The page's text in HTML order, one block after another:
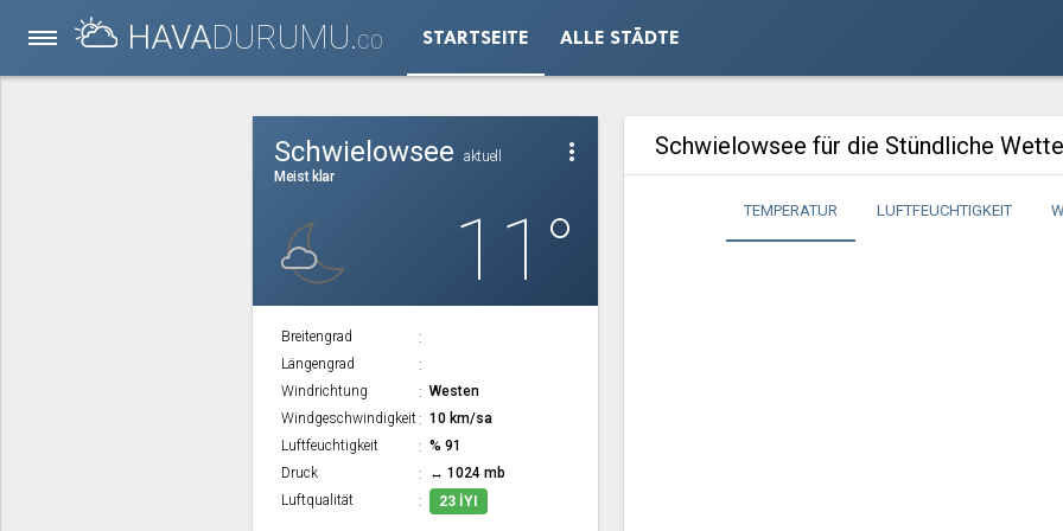
HAVADURUMU.CO STARTSEITE ALLE STÄDTE
more_vert
Schwielowsee
aktuell
Meist klar
11°
Breitengrad
Längengrad
Windrichtung
Westen
Windgeschwindigkeit
10 km/sa
Luftfeuchtigkeit
% 91
Druck
↔ 1024 mb
Luftqualität
23 İYI
Schwielowsee für die Stündliche
TEMPERATUR LUFTFEUCHTIGKEIT